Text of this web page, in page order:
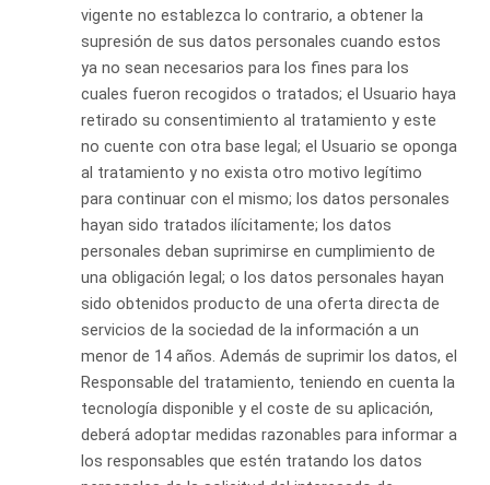
vigente no establezca lo contrario, a obtener la
supresión de sus datos personales cuando estos
ya no sean necesarios para los fines para los
cuales fueron recogidos o tratados; el Usuario haya
retirado su consentimiento al tratamiento y este
no cuente con otra base legal; el Usuario se oponga
al tratamiento y no exista otro motivo legítimo
para continuar con el mismo; los datos personales
hayan sido tratados ilícitamente; los datos
personales deban suprimirse en cumplimiento de
una obligación legal; o los datos personales hayan
sido obtenidos producto de una oferta directa de
servicios de la sociedad de la información a un
menor de 14 años. Además de suprimir los datos, el
Responsable del tratamiento, teniendo en cuenta la
tecnología disponible y el coste de su aplicación,
deberá adoptar medidas razonables para informar a
los responsables que estén tratando los datos